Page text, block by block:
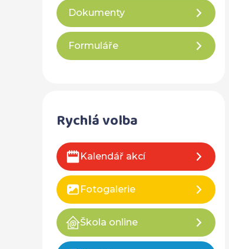
Dokumenty
Formuláře
Rychlá volba
Kalendář akcí
Fotogalerie
Škola online